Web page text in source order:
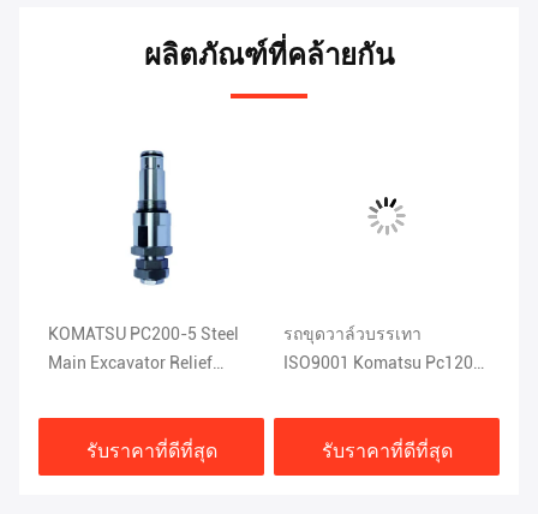
ผลิตภัณฑ์ที่คล้ายกัน
KOMATSU PC200-5 Steel
Main Excavator Relief
รับราคาที่ดีที่สุด
รถขุดวาล์วบรรเทา
ISO9001 Komatsu Pc120
รับราคาที่ดีที่สุด